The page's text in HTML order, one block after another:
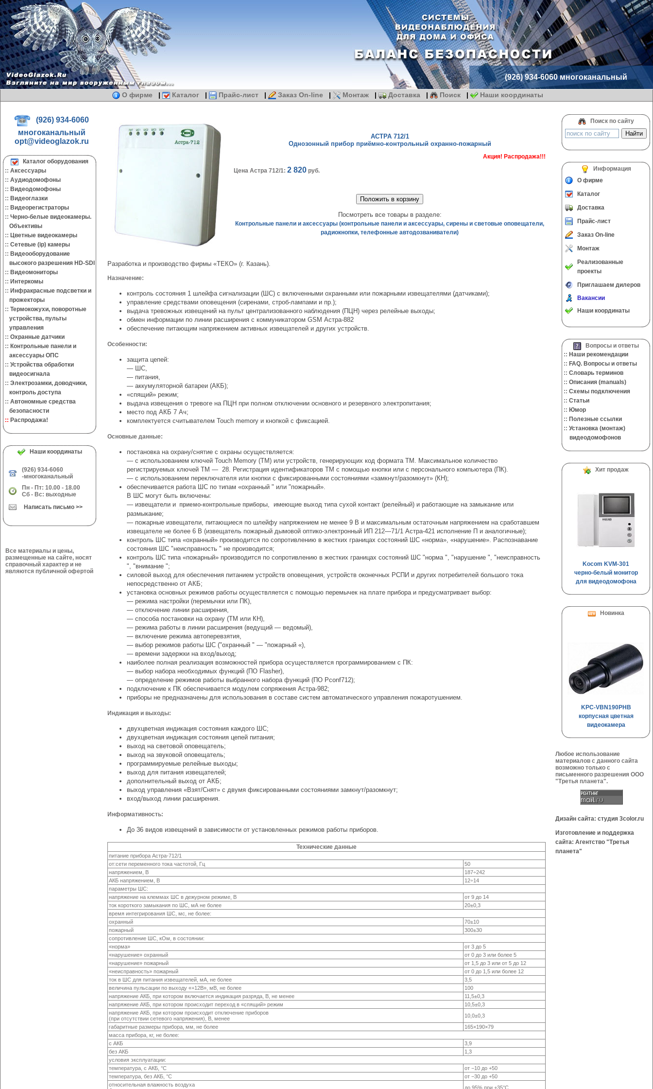
(926) 934-6060 многоканальный
О фирме | Каталог | Прайс-лист | Заказ On-line | Монтаж | Доставка | Поиск | Наши координаты
(926) 934-6060
многоканальный
opt@videoglazok.ru
Каталог оборудования
:: Аксессуары
:: Аудиодомофоны
:: Видеодомофоны
:: Видеоглазки
:: Видеорегистраторы
:: Черно-белые видеокамеры.
Объективы
:: Цветные видеокамеры
:: Сетевые (ip) камеры
:: Видеооборудование
высокого разрешения HD-SDI
:: Видеомониторы
:: Интеркомы
:: Инфракрасные подсветки и
прожекторы
:: Термокожухи, поворотные
устройства, пульты
управления
:: Охранные датчики
:: Контрольные панели и
аксессуары ОПС
:: Устройства обработки
видеосигнала
:: Электрозамки, доводчики,
контроль доступа
:: Автономные средства
безопасности
:: Распродажа!
Наши координаты
(926) 934-6060
-многоканальный
Пн - Пт: 10.00 - 18.00
Сб - Вс: выходные
Написать письмо >>
Все материалы и цены,
размещенные на сайте, носят
справочный характер и не
являются публичной офертой
АСТРА 712/1
Однозонный прибор приёмно-контрольный охранно-пожарный
Акция! Распродажа!!!
Цена Астра 712/1: 2 820 руб.
Посмотреть все товары в разделе:
Контрольные панели и аксессуары (контрольные панели и аксессуары, сирены и световые оповещатели,
радиокнопки, телефонные автодозваниватели)
Разработка и производство фирмы «ТЕКО» (г. Казань).
Назначение:
контроль состояния 1 шлейфа сигнализации (ШС) с включенными охранными или пожарными извещателями (датчиками);
управление средствами оповещения (сиренами, строб-лампами и пр.);
выдача тревожных извещений на пульт централизованного наблюдения (ПЦН) через релейные выходы;
обмен информации по линии расширения с коммуникатором GSM Астра-882
обеспечение питающим напряжением активных извещателей и других устройств.
Особенности:
защита цепей:
— ШС,
— питания,
— аккумуляторной батареи (АКБ);
«спящий» режим;
выдача извещения о тревоге на ПЦН при полном отключении основного и резервного электропитания;
место под АКБ 7 Ач;
комплектуется считывателем Touch memory и кнопкой с фиксацией.
Основные данные:
постановка на охрану/снятие с охраны осуществляется:
— с использованием ключей Touch Memory (ТМ) или устройств, генерирующих код формата ТМ. Максимальное количество
регистрируемых ключей ТМ — 28. Регистрация идентификаторов ТМ с помощью кнопки или с персонального компьютера (ПК).
— с использованием переключателя или кнопки с фиксированными состояниями «замкнут/разомкнут» (КН);
обеспечивается работа ШС по типам «охранный " или "пожарный».
В ШС могут быть включены:
— извещатели и приемо-контрольные приборы, имеющие выход типа сухой контакт (релейный) и работающие на замыкание или
размыкание;
— пожарные извещатели, питающиеся по шлейфу напряжением не менее 9 В и максимальным остаточным напряжением на сработавшем
извещателе не более 6 В (извещатель пожарный дымовой оптико-электронный ИП 212—71/1 Астра-421 исполнение П и аналогичные);
контроль ШС типа «охранный» производится по сопротивлению в жестких границах состояний ШС «норма», «нарушение». Распознавание
состояния ШС "неисправность " не производится;
контроль ШС типа «пожарный» производится по сопротивлению в жестких границах состояний ШС "норма ", "нарушение ", "неисправность
", "внимание ";
силовой выход для обеспечения питанием устройств оповещения, устройств оконечных РСПИ и других потребителей большого тока
непосредственно от АКБ;
установка основных режимов работы осуществляется с помощью перемычек на плате прибора и предусматривает выбор:
— режима настройки (перемычки или ПК),
— отключение линии расширения,
— способа постановки на охрану (ТМ или КН),
— режима работы в линии расширения (ведущий — ведомый),
— включение режима автоперевзятия,
— выбор режимов работы ШС ("охранный " — "пожарный «),
— времени задержки на вход/выход;
наиболее полная реализация возможностей прибора осуществляется программированием с ПК:
— выбор набора необходимых функций (ПО Flasher),
— определение режимов работы выбранного набора функций (ПО Pconf712);
подключение к ПК обеспечивается модулем сопряжения Астра-982;
приборы не предназначены для использования в составе систем автоматического управления пожаротушением.
Индикация и выходы:
двухцветная индикация состояния каждого ШС;
двухцветная индикация состояния цепей питания;
выход на световой оповещатель;
выход на звуковой оповещатель;
программируемые релейные выходы;
выход для питания извещателей;
дополнительный выход от АКБ;
выход управления «Взят/Снят» с двумя фиксированными состояниями замкнут/разомкнут;
вход/выход линии расширения.
Информативность:
До 36 видов извещений в зависимости от установленных режимов работы приборов.
Технические данные
питание прибора Астра-712/1
от:сети переменного тока частотой, Гц
50
напряжением, В
187÷242
АКБ напряжением, В
12÷14
параметры ШС:
напряжение на клеммах ШС в дежурном режиме, В
от 9 до 14
ток короткого замыкания по ШС, мА не более
20±0,3
время интегрирования ШС, мс, не более:
охранный
70±10
пожарный
300±30
сопротивление ШС, кОм, в состоянии:
«норма»
от 3 до 5
«нарушение» охранный
от 0 до 3 или более 5
«нарушение» пожарный
от 1,5 до 3 или от 5 до 12
«неисправность» пожарный
от 0 до 1,5 или более 12
ток в ШС для питания извещателей, мА, не более
3,5
величина пульсации по выходу «+12В», мВ, не более
100
напряжение АКБ, при котором включается индикация разряда, В, не менее
11,5±0,3
напряжение АКБ, при котором происходит переход в «спящий» режим
10,5±0,3
напряжение АКБ, при котором происходит отключение приборов
(при отсутствии сетевого напряжения), В, менее
10,0±0,3
габаритные размеры прибора, мм, не более
165×190×79
масса прибора, кг, не более:
с АКБ
3,9
без АКБ
1,3
условия эксплуатации:
температура, с АКБ, °С
от −10 до +50
температура, без АКБ, °С
от −30 до +50
относительная влажность воздуха
до 95% при +35°С
Поиск по сайту
Информация
О фирме
Каталог
Доставка
Прайс-лист
Заказ On-line
Монтаж
Реализованные
проекты
Приглашаем дилеров
Вакансии
Наши координаты
Вопросы и ответы
:: Наши рекомендации
:: FAQ. Вопросы и ответы
:: Словарь терминов
:: Описания (manuals)
:: Cхемы подключения
:: Cтатьи
:: Юмор
:: Полезные ссылки
:: Установка (монтаж)
видеодомофонов
Хит продаж
Kocom KVM-301
черно-белый монитор
для видеодомофона
Новинка
KPC-VBN190PHB
корпусная цветная
видеокамера
Любое использование
материалов с данного сайта
возможно только с
письменного разрешения OOO
"Третья планета".
Дизайн сайта: студия 3color.ru
Изготовление и поддержка
сайта: Агентство "Третья
планета"